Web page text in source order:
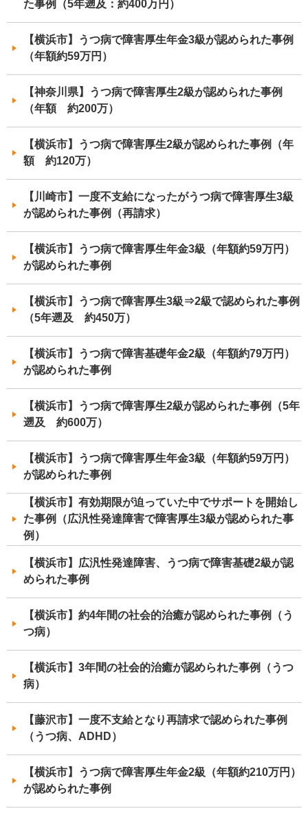
た事例（5年遡及：約400万円）
【横浜市】うつ病で障害厚生年金3級が認められた事例
（年額約59万円）
【神奈川県】うつ病で障害厚生2級が認められた事例
（年額 約200万）
【横浜市】うつ病で障害厚生2級が認められた事例（年
額 約120万）
【川崎市】一度不支給になったがうつ病で障害厚生3級
が認められた事例（再請求）
【横浜市】うつ病で障害厚生年金3級（年額約59万円）
が認められた事例
【横浜市】うつ病で障害厚生3級⇒2級で認められた事例
（5年遡及 約450万）
【横浜市】うつ病で障害基礎年金2級（年額約79万円）
が認められた事例
【横浜市】うつ病で障害厚生2級が認められた事例（5年
遡及 約600万）
【横浜市】うつ病で障害厚生年金3級（年額約59万円）
が認められた事例
【横浜市】有効期限が迫っていた中でサポートを開始し
た事例（広汎性発達障害で障害厚生3級が認められた事
例）
【横浜市】広汎性発達障害、うつ病で障害基礎2級が認
められた事例
【横浜市】約4年間の社会的治癒が認められた事例（う
つ病）
【横浜市】3年間の社会的治癒が認められた事例（うつ
病）
【藤沢市】一度不支給となり再請求で認められた事例
（うつ病、ADHD）
【横浜市】うつ病で障害厚生年金2級（年額約210万円）
が認められた事例